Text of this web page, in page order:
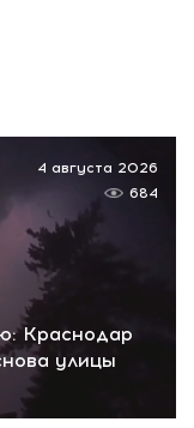
Краснодар
улицы
4 августа 2026
684